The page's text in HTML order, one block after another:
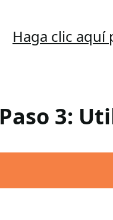
Haga clic aquí
Paso 3: